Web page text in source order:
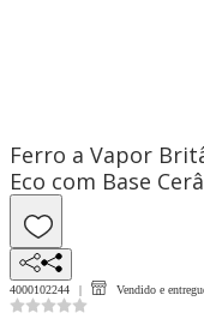
Ferro a Vapor
Eco com Base
4000102244 Vendido e